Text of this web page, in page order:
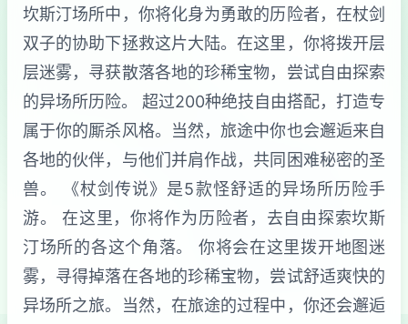
坎斯汀场所中，你将化身为勇敢的历险者，在杖剑
双子的协助下拯救这片大陆。在这里，你将拨开层
层迷雾，寻获散落各地的珍稀宝物，尝试自由探索
的异场所历险。 超过200种绝技自由搭配，打造专
属于你的厮杀风格。当然，旅途中你也会邂逅来自
各地的伙伴，与他们并肩作战，共同困难秘密的圣
兽。 《杖剑传说》是5款怪舒适的异场所历险手
游。 在这里，你将作为历险者，去自由探索坎斯
汀场所的各这个角落。 你将会在这里拨开地图迷
雾，寻得掉落在各地的珍稀宝物，尝试舒适爽快的
异场所之旅。当然，在旅途的过程中，你还会邂逅